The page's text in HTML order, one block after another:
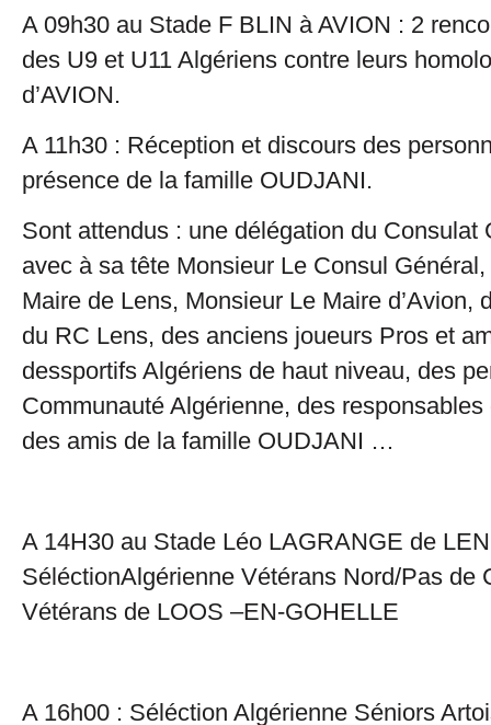
A 09h30 au Stade F BLIN à AVION : 2
des U9 et U11 Algériens contre leurs
d’AVION.
A 11h30 : Réception et discours des
présence de la famille OUDJANI.
Sont attendus : une délégation du Consulat
avec à sa tête Monsieur Le Consul
Maire de Lens, Monsieur Le Maire d’Avion,
du RC Lens, des anciens joueurs Pros et
dessportifs Algériens de haut niveau, des
Communauté Algérienne, des responsables
des amis de la famille OUDJANI …
A 14H30 au Stade Léo LAGRANGE de
SéléctionAlgérienne Vétérans Nord/Pas de
Vétérans de LOOS –EN-GOHELLE
A 16h00 : Séléction Algérienne Séniors